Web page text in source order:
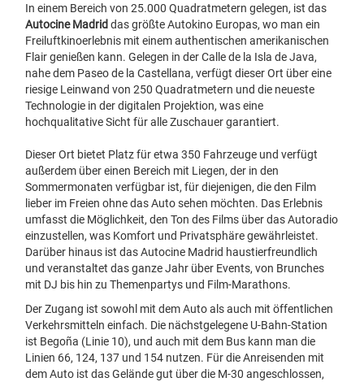
In einem Bereich von 25.000 Quadratmetern gelegen, ist das
Autocine Madriddas größte Autokino Europas, wo man ein
Freiluftkinoerlebnis mit einem authentischen amerikanischen
Flair genießen kann. Gelegen in der Calle de la Isla de Java,
nahe dem Paseo de la Castellana, verfügt dieser Ort über eine
riesige Leinwand von 250 Quadratmetern und die neueste
Technologie in der digitalen Projektion, was eine
hochqualitative Sicht für alle Zuschauer garantiert.
Dieser Ort bietet Platz für etwa 350 Fahrzeuge und verfügt
außerdem über einen Bereich mit Liegen, der in den
Sommermonaten verfügbar ist, für diejenigen, die den Film
lieber im Freien ohne das Auto sehen möchten. Das Erlebnis
umfasst die Möglichkeit, den Ton des Films über das Autoradio
einzustellen, was Komfort und Privatsphäre gewährleistet.
Darüber hinaus ist das Autocine Madrid haustierfreundlich
und veranstaltet das ganze Jahr über Events, von Brunches
mit DJ bis hin zu Themenpartys und Film-Marathons.
Der Zugang ist sowohl mit dem Auto als auch mit öffentlichen
Verkehrsmitteln einfach. Die nächstgelegene U-Bahn-Station
ist Begoña (Linie 10), und auch mit dem Bus kann man die
Linien 66, 124, 137 und 154 nutzen. Für die Anreisenden mit
dem Auto ist das Gelände gut über die M-30 angeschlossen,